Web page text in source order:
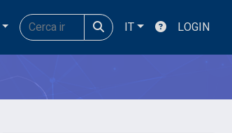
IT LOGIN